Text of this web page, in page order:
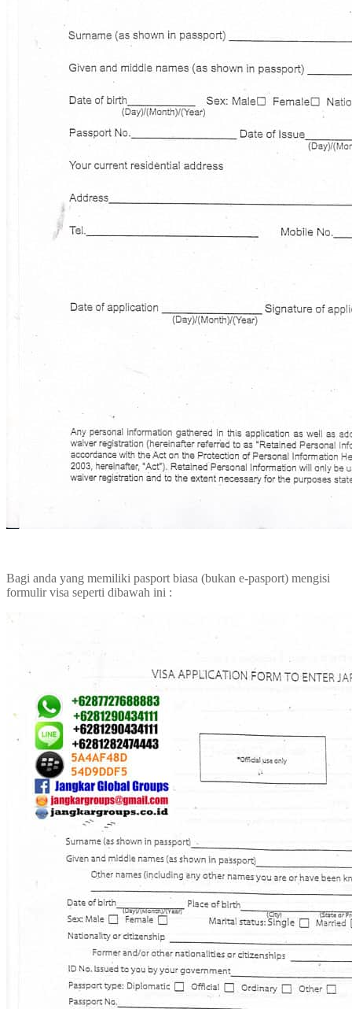
Bagi anda yang memiliki pasport biasa (bukan e-pasport) mengisi
formulir visa seperti dibawah ini :